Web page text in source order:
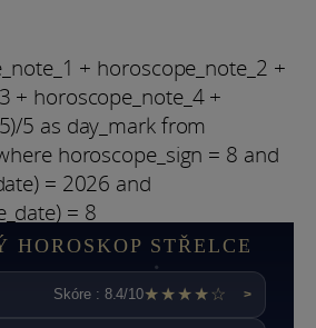
+ horoscope_note_2 +
+ horoscope_note_4 +
5 as day_mark from
horoscope_sign = 8 and
= 2026 and
= 8
HOROSKOP STŘELCE
Skóre : 8.4/10★★★★☆ >